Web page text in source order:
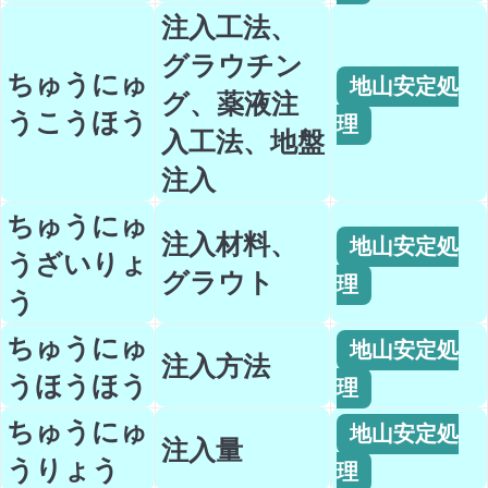
ちゅうにゅ
うこうほう
注入工法、
グラウチン
グ、薬液注
入工法、地盤
注入
地山安定処
理
ちゅうにゅ
うざいりょ
う
注入材料、
グラウト
地山安定処
理
ちゅうにゅ
うほうほう
注入方法
地山安定処
理
ちゅうにゅ
うりょう
注入量
地山安定処
理